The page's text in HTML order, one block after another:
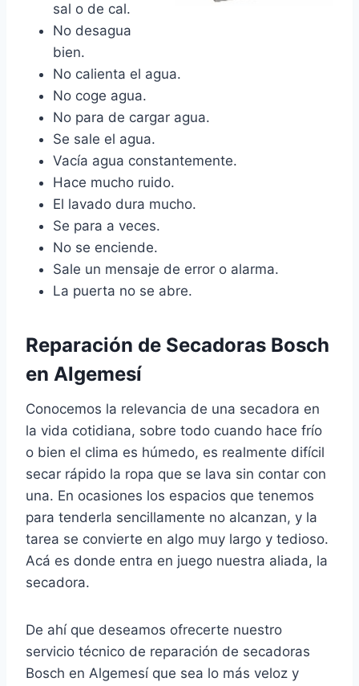
sal o de cal.
No desagua
bien.
No calienta el agua.
No coge agua.
No para de cargar agua.
Se sale el agua.
Vacía agua constantemente.
Hace mucho ruido.
El lavado dura mucho.
Se para a veces.
No se enciende.
Sale un mensaje de error o alarma.
La puerta no se abre.
Reparación de Secadoras Bosch
en Algemesí
Conocemos la relevancia de una secadora en
la vida cotidiana, sobre todo cuando hace frío
o bien el clima es húmedo, es realmente difícil
secar rápido la ropa que se lava sin contar con
una. En ocasiones los espacios que tenemos
para tenderla sencillamente no alcanzan, y la
tarea se convierte en algo muy largo y tedioso.
Acá es donde entra en juego nuestra aliada, la
secadora.
De ahí que deseamos ofrecerte nuestro
servicio técnico de reparación de secadoras
Bosch en Algemesí que sea lo más veloz y